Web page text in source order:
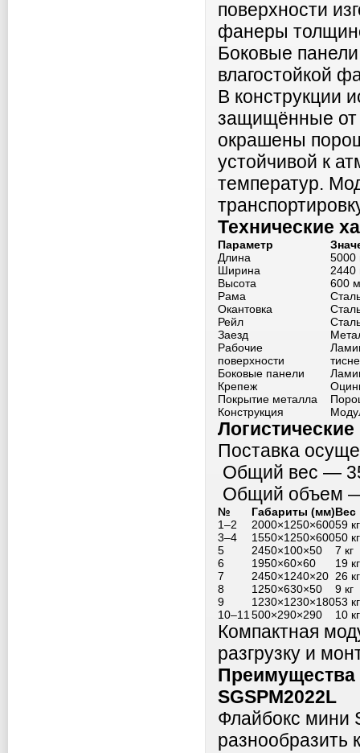
поверхности
фанеры
Боковые
влагостойкой
В конструкции
защищённые от
окрашены
устойчивой к
температур.
Технические
Параметр
Длина
Ширина
Высота
600
Рама
Окантовка
Рейл
Заезд
Рабочие
поверхности
Боковые панели
Крепеж
Покрытие металла
Конструкция
Поставка
Общий вес —
Общий объем
№ Габариты (мм)Вес
1–2
2000×1250×60059 кг
3–4
1550×1250×60050 кг
5
2450×100×50
7 кг
6
1950×60×60
19 кг
7
2450×1240×20 26 кг
8
1250×630×50
9 кг
9
1230×1230×18053 кг
10–11 500×290×290 10 кг
Компактная
разгрузку и
Преимущества
SGSPM2022L
Флайбокс мини
разнообразить